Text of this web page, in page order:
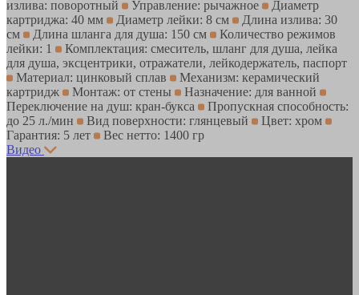
излива: поворотный
Управление: рычажное
Диаметр
картриджа: 40 мм
Диаметр лейки: 8 см
Длина излива: 30
см
Длина шланга для душа: 150 см
Количество режимов
лейки: 1
Комплектация: смеситель, шланг для душа, лейка
для душа, эксцентрики, отражатели, лейкодержатель, паспорт
Материал: цинковый сплав
Механизм: керамический
картридж
Монтаж: от стены
Назначение: для ванной
Переключение на душ: кран-букса
Пропускная способность:
до 25 л./мин
Вид поверхности: глянцевый
Цвет: хром
Гарантия: 5 лет
Вес нетто: 1400 гр
Видео